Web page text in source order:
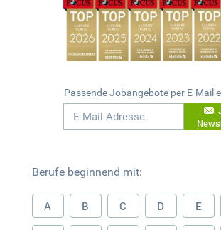
Passende Jobangebote per E-Mail
Berufe beginnend mit:
A B C D E